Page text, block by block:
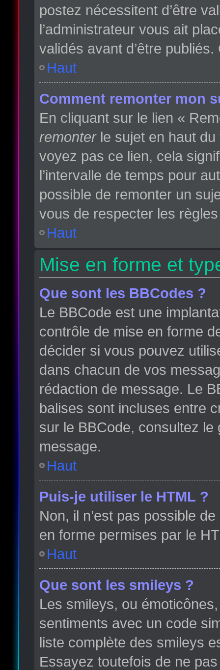
postez nécessitent d’être
l’administrateur vous ait
validés avant d’être
Haut
Comment remonter mon
En cliquant sur le lien «
remonterle sujet en haut du
voyez pas ce lien, cela
l’intervalle de temps pour
possible de remonter un
vous de respecter les
Haut
Mise en forme et
Que sont les BBCodes ?
Le BBCode est une
contrôle de mise en forme
décider si vous pouvez
dans chacun de vos
rédaction de message. Le
balises sont incluses entre
sur le BBCode, consultez
message.
Haut
Puis-je utiliser le HTML ?
Non, il n’est pas possible
en forme permises par le
Haut
Que sont les smileys ?
Les smileys, ou
sentiments avec un code
liste complète des smileys
Essayez toutefois de ne